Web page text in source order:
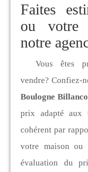
Faites
ou votre
notre
Vous êtes
vendre? Confiez-
Boulogne
prix adapté aux
cohérent par
votre maison ou
évaluation du